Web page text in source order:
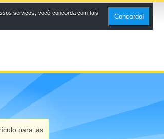
para as
serviços, você concorda com tais
Concordo!